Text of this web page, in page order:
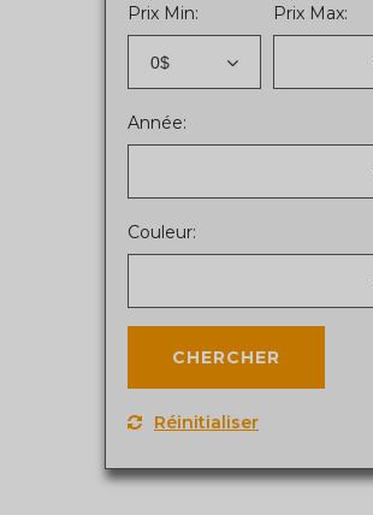
Prix Min:
0$
Prix Max:
Année:
Couleur:
Réinitialiser